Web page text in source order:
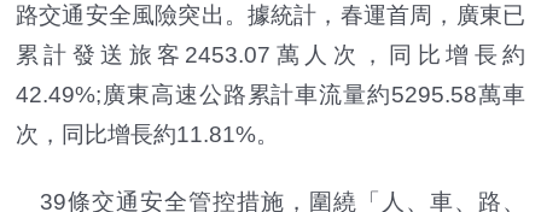
路交通安全風險突出。據統計，春運首周，廣東已
累計發送旅客2453.07萬人次，同比增長約
42.49%;廣東高速公路累計車流量約5295.58萬車
次，同比增長約11.81%。
39條交通安全管控措施，圍繞「人、車、路、